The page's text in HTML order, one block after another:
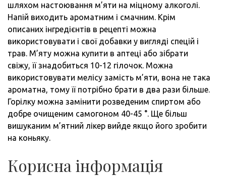
шляхом настоювання м’яти на міцному алкоголі.
Напій виходить ароматним і смачним. Крім
описаних інгредієнтів в рецепті можна
використовувати і свої добавки у вигляді спецій і
трав. М’яту можна купити в аптеці або зібрати
свіжу, її знадобиться 10-12 гілочок. Можна
використовувати мелісу замість м’яти, вона не така
ароматна, тому її потрібно брати в два рази більше.
Горілку можна замінити розведеним спиртом або
добре очищеним самогоном 40-45 °. Ще більш
вишуканим м’ятний лікер вийде якщо його зробити
на коньяку.
Корисна інформація